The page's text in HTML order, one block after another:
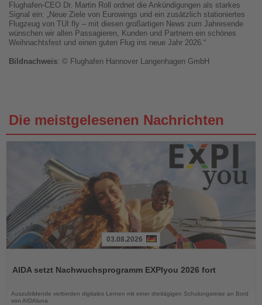
Flughafen-CEO Dr. Martin Roll ordnet die Ankündigungen als starkes
Signal ein: „Neue Ziele von Eurowings und ein zusätzlich stationiertes
Flugzeug von TUI fly – mit diesen großartigen News zum Jahresende
wünschen wir allen Passagieren, Kunden und Partnern ein schönes
Weihnachtsfest und einen guten Flug ins neue Jahr 2026.“
Bildnachweis: © Flughafen Hannover Langenhagen GmbH
Die meistgelesenen Nachrichten
die
03.08.2026
AIDA setzt Nachwuchsprogramm EXPIyou 2026 fort
Auszubildende verbinden digitales Lernen mit einer dreitägigen Schulungsreise an Bord
von AIDAluna